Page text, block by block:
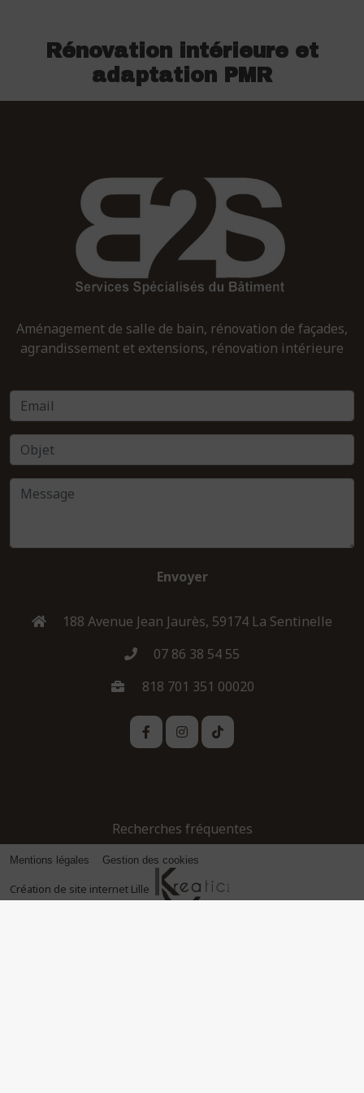
Rénovation intérieure et
adaptation PMR
Aménagement de salle de bain, rénovation de façades,
agrandissement et extensions, rénovation intérieure
Envoyer
188 Avenue Jean Jaurès, 59174 La Sentinelle
07 86 38 54 55
818 701 351 00020
Recherches fréquentes
Mentions légales Gestion des cookies
Création de site internet Lille